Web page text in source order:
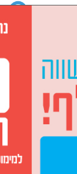
רשימת קטגוריות